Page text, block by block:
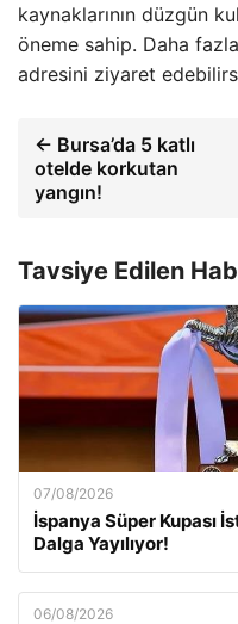
kaynaklarının düzgün
öneme sahip. Daha
adresini ziyaret
← Bursa’da 5 katlı
otelde korkutan
yangın!
Tavsiye Edilen
07/08/2026
İspanya Süper Kupası
Dalga Yayılıyor!
06/08/2026